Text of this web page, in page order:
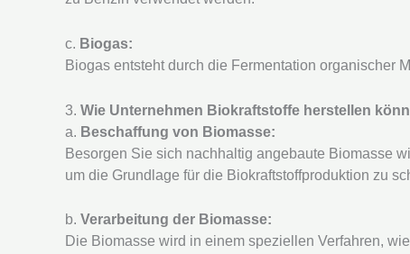
c. Biogas:
Biogas entsteht durch die Fermentation organischer
3. Wie Unternehmen Biokraftstoffe herstellen
a. Beschaffung von Biomasse:
Besorgen Sie sich nachhaltig angebaute Biomasse
um die Grundlage für die Biokraftstoffproduktion zu
b. Verarbeitung der Biomasse:
Die Biomasse wird in einem speziellen Verfahren,